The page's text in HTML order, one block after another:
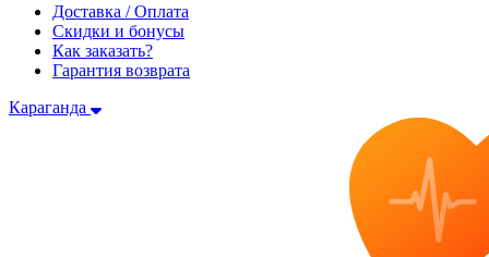
Доставка / Оплата
Скидки и бонусы
Как заказать?
Гарантия возврата
Караганда